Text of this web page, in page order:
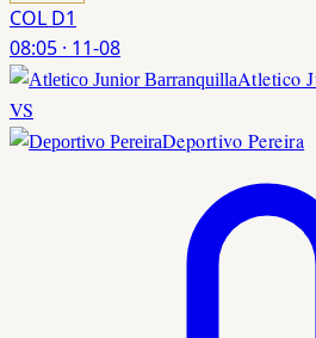
COL D1
08:05 · 11-08
Atletico
VS
Deportivo Pereira